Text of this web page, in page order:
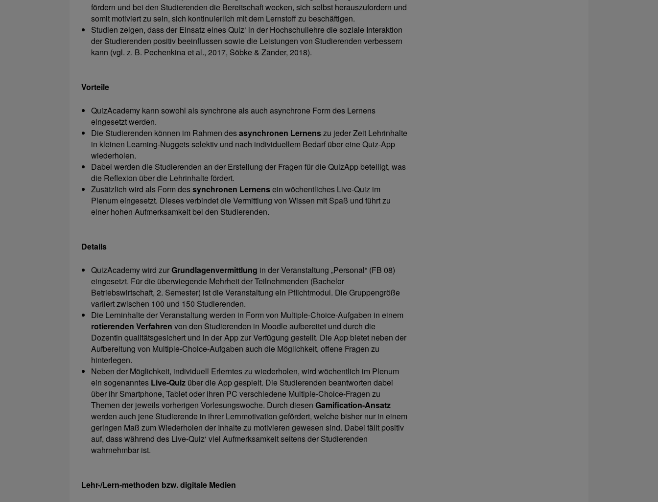
fördern und bei den Studierenden die Bereitschaft wecken, sich selbst herauszufordern und
somit motiviert zu sein, sich kontinuierlich mit dem Lernstoff zu beschäftigen.
Studien zeigen, dass der Einsatz eines Quiz‘ in der Hochschullehre die soziale Interaktion
der Studierenden positiv beeinflussen sowie die Leistungen von Studierenden verbessern
kann (vgl. z. B. Pechenkina et al., 2017, Söbke & Zander, 2018).
Vorteile
QuizAcademy kann sowohl als synchrone als auch asynchrone Form des Lernens
eingesetzt werden.
Die Studierenden können im Rahmen desasynchronen Lernenszu jeder Zeit Lehrinhalte
in kleinen Learning-Nuggets selektiv und nach individuellem Bedarf über eine Quiz-App
wiederholen.
Dabei werden die Studierenden an der Erstellung der Fragen für die QuizApp beteiligt, was
die Reflexion über die Lehrinhalte fördert.
Zusätzlich wird als Form dessynchronen Lernensein wöchentliches Live-Quiz im
Plenum eingesetzt. Dieses verbindet die Vermittlung von Wissen mit Spaß und führt zu
einer hohen Aufmerksamkeit bei den Studierenden.
Details
QuizAcademy wird zurGrundlagenvermittlung in der Veranstaltung „Personal“ (FB 08)
eingesetzt. Für die überwiegende Mehrheit der Teilnehmenden (Bachelor
Betriebswirtschaft, 2. Semester) ist die Veranstaltung ein Pflichtmodul. Die Gruppengröße
variiert zwischen 100 und 150 Studierenden.
Die Lerninhalte der Veranstaltung werden in Form von Multiple-Choice-Aufgaben in einem
rotierenden Verfahren von den Studierenden in Moodle aufbereitet und durch die
Dozentin qualitätsgesichert und in der App zur Verfügung gestellt. Die App bietet neben der
Aufbereitung von Multiple-Choice-Aufgaben auch die Möglichkeit, offene Fragen zu
hinterlegen.
Neben der Möglichkeit, individuell Erlerntes zu wiederholen, wird wöchentlich im Plenum
ein sogenanntes Live-Quiz über die App gespielt. Die Studierenden beantworten dabei
über ihr Smartphone, Tablet oder ihren PC verschiedene Multiple-Choice-Fragen zu
Themen der jeweils vorherigen Vorlesungswoche. Durch diesen Gamification-Ansatz
werden auch jene Studierende in ihrer Lernmotivation gefördert, welche bisher nur in einem
geringen Maß zum Wiederholen der Inhalte zu motivieren gewesen sind. Dabei fällt positiv
auf, dass während des Live-Quiz‘ viel Aufmerksamkeit seitens der Studierenden
wahrnehmbar ist.
Lehr-/Lern-methoden bzw. digitale Medien